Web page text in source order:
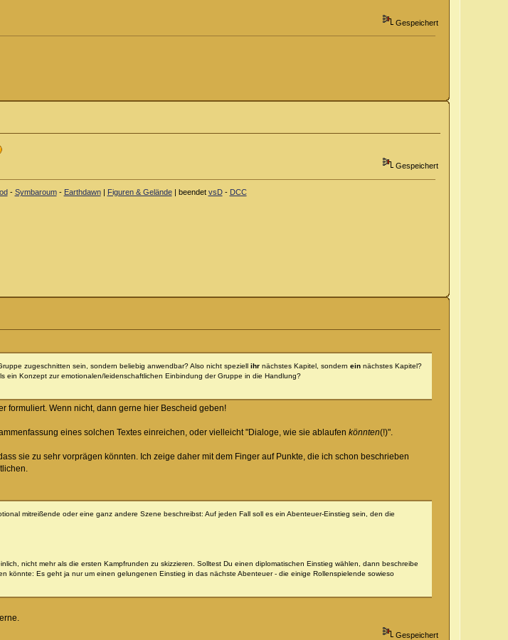
Gespeichert
Gespeichert
- Symbaroum- Earthdawn| Figuren & Gelände| beendet vsD- DCC
zugeschnitten sein, sondern beliebig anwendbar? Also nicht speziell ihrnächstes Kapitel, sondern einnächstes Kapitel?
ein Konzept zur emotionalen/leidenschaftlichen Einbindung der Gruppe in die Handlung?
formuliert. Wenn nicht, dann gerne hier Bescheid geben!
eines solchen Textes einreichen, oder vielleicht "Dialoge, wie sie ablaufen könnten(!)".
sie zu sehr vorprägen könnten. Ich zeige daher mit dem Finger auf Punkte, die ich schon beschrieben
mitreißende oder eine ganz andere Szene beschreibst: Auf jeden Fall soll es ein Abenteuer-Einstieg sein, den die
nicht mehr als die ersten Kampfrunden zu skizzieren. Solltest Du einen diplomatischen Einstieg wählen, dann beschreibe
könnte: Es geht ja nur um einen gelungenen Einstieg in das nächste Abenteuer - die einige Rollenspielende sowieso
Gespeichert